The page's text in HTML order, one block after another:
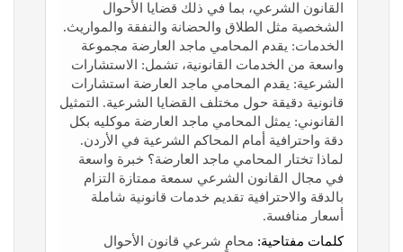
القانون الشرعي، بما في ذلك قضايا الأحوال
الشخصية مثل الطلاق والحضانة والنفقة والمواريث.
الخدمات: يقدم المحامي ماجد العارضة مجموعة
واسعة من الخدمات القانونية، تشمل: الاستشارات
الشرعية: يقدم المحامي ماجد العارضة استشارات
قانونية دقيقة حول مختلف القضايا الشرعية. التمثيل
القانوني: يمثل المحامي ماجد العارضة موكليه بكل
دقة واحترافية أمام المحاكم الشرعية في الأردن.
لماذا تختار المحامي ماجد العارضة؟ خبرة واسعة
في مجال القانون الشرعي سمعة ممتازة التزام
بالدقة والاحترافية تقديم خدمات قانونية شاملة
أسعار منافسة.
كلمات مفتاحية: محامٍ شرعي قانون الأحوال